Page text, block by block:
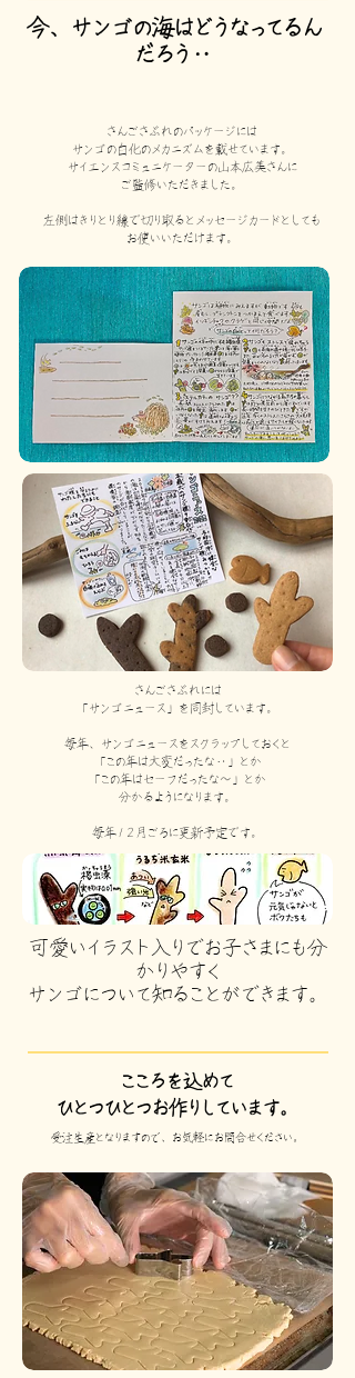
​今、サンゴの海はどうなってるん
だろう ‥
さんごさぶれのパッケージには
サンゴの白化のメカニズムを載せています。
サイエンスコミュニケーターの山本広美さんに
​ご監修いただきました。
左側はきりとり線で切り取るとメッセージカードとしても
​お使いいただけます。
さんごさぶれには
「サンゴニュース」を 同封しています。
毎年、サンゴニュースをスクラップしておくと
「この年は大変だったな‥」とか
「この年はセーフだったな～」とか
​分かるようになります。
​毎年１２月ごろに更新予定です。
​可愛いイラスト入りでお子さまにも分
かりやすく
​サンゴについて知ることができます。
こころを込めて
ひとつひとつお作りしています。
受注生産となりますので、お気軽にお問合せください。